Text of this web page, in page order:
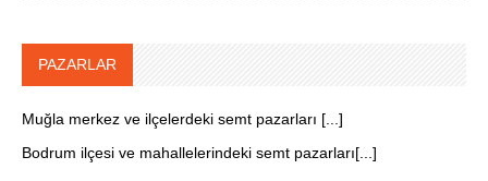
PAZARLAR
Muğla merkez ve ilçelerdeki semt pazarları [...]
Bodrum ilçesi ve mahallelerindeki semt pazarları[...]